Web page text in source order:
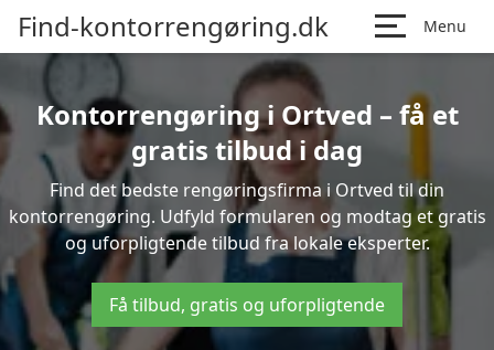
Find-kontorrengøring.dk Menu
Kontorrengøring i Ortved – få et
gratis tilbud i dag
Find det bedste rengøringsfirma i Ortved til din
kontorrengøring. Udfyld formularen og modtag et gratis
og uforpligtende tilbud fra lokale eksperter.
Få tilbud, gratis og uforpligtende